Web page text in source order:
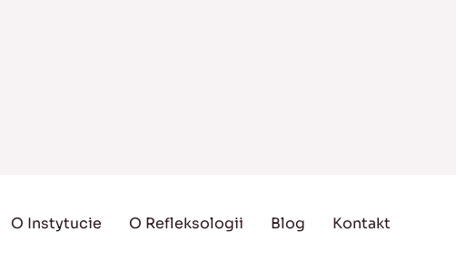
O Instytucie O Refleksologii Blog Kontakt